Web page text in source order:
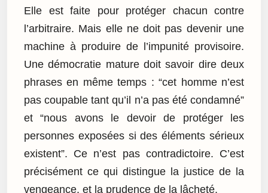
Elle est faite pour protéger chacun contre
l’arbitraire. Mais elle ne doit pas devenir une
machine à produire de l’impunité provisoire.
Une démocratie mature doit savoir dire deux
phrases en même temps : “cet homme n’est
pas coupable tant qu’il n’a pas été condamné”
et “nous avons le devoir de protéger les
personnes exposées si des éléments sérieux
existent”. Ce n’est pas contradictoire. C’est
précisément ce qui distingue la justice de la
vengeance, et la prudence de la lâcheté.